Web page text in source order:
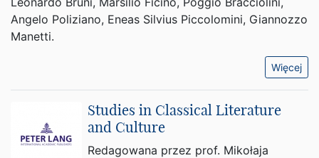
Angelo Poliziano, Eneas Silvius Piccolomini, Giannozzo
Manetti.
Więcej
Studies in Classical Literature
and Culture
Redagowana przez prof. Mikołaja